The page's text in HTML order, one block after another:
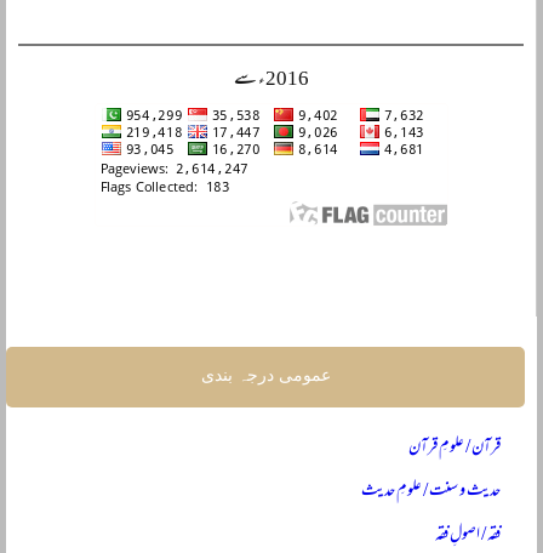
2016ء سے
عمومی درجہ بندی
قرآن / علومِ قرآن
حدیث و سنت / علومِ حدیث
فقہ / اصولِ فقہ